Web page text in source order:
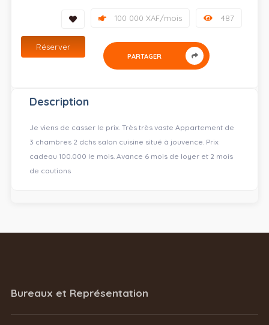
487
100 000 XAF/mois
Réserver
PARTAGER
Description
Je viens de casser le prix. Très très vaste Appartement de
3 chambres 2 dchs salon cuisine situé à jouvence. Prix
cadeau 100.000 le mois. Avance 6 mois de loyer et 2 mois
de cautions
Bureaux et Représentation